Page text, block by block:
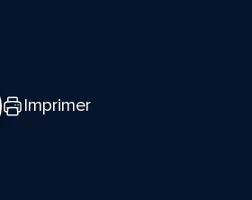
Imprimer